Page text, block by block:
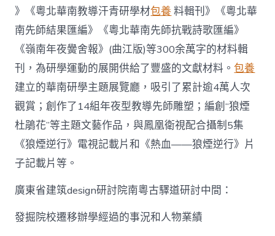
》《粵北華南教導汗青研學材包養 料輯刊》《粵北華
南先師結果匯編》《粵北華南先師抗戰詩歌匯編》
《嶺南年夜黌舍報》(曲江版)等300余萬字的材料輯
刊，為研學運動的展開供給了豐盛的文獻材料。包養
建立的華南研學主題展覽廳，吸引了累計逾4萬人次
觀賞；創作了14組年夜型教導先師雕塑；編創“狼煙
杜鵑花”等主題文藝作品，與鳳凰衛視配合攝制5集
《狼煙逆行》電視記載片和《熱血——狼煙逆行》片
子記載片等。
廣東省建筑design研討院南粵古驛道研討中間：
發掘院校遷移辦學經過的事況和人物業績